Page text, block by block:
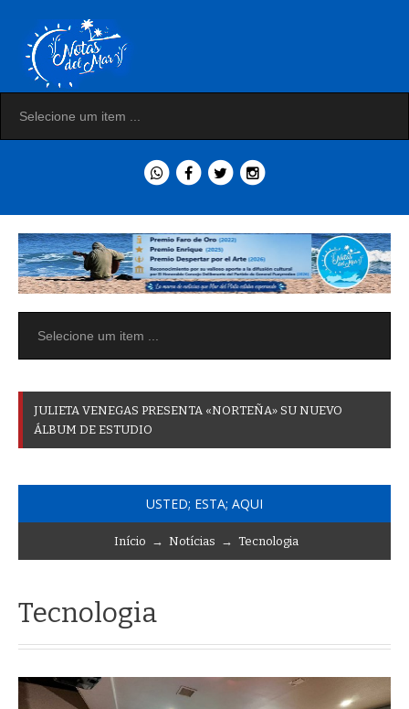
JULIETA VENEGAS PRESENTA «NORTEÑA» SU NUEVO
ÁLBUM DE ESTUDIO
USTED; ESTA; AQUI
Início → Notícias → Tecnologia
Tecnologia